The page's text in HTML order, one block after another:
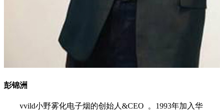
彭锦洲
vvild小野雾化电子烟的创始人&CEO 。1993年加入华